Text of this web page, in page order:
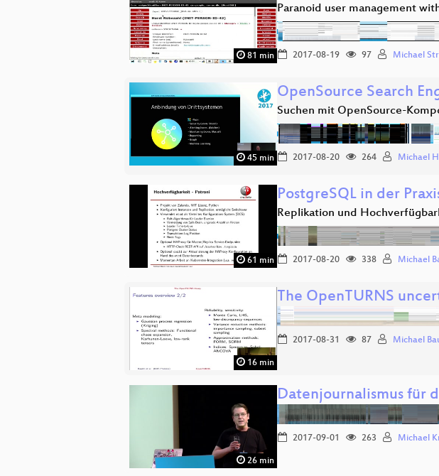
81 min
Paranoid user management
2017-08-19 97 Michael
45 min
OpenSource Search
Suchen mit OpenSource-
2017-08-20 264 Michael
61 min
PostgreSQL in der
Replikation und
2017-08-20 338 Michael
16 min
The OpenTURNS
2017-08-31 87 Michael
26 min
Datenjournalismus für
2017-09-01 263 Michael